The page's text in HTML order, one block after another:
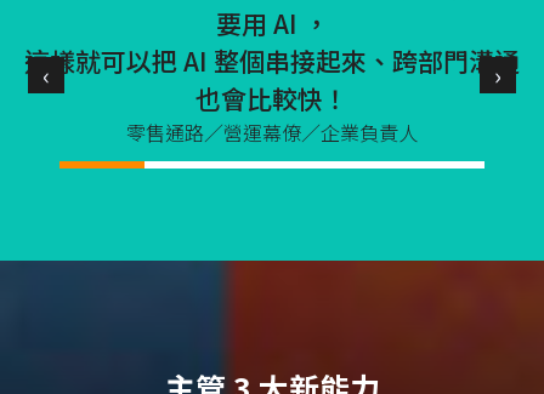
要用 AI ，
這樣就可以把 AI 整個串接起來、跨部門溝通
也會比較快！
零售通路／營運幕僚／企業負責人
‹ ›